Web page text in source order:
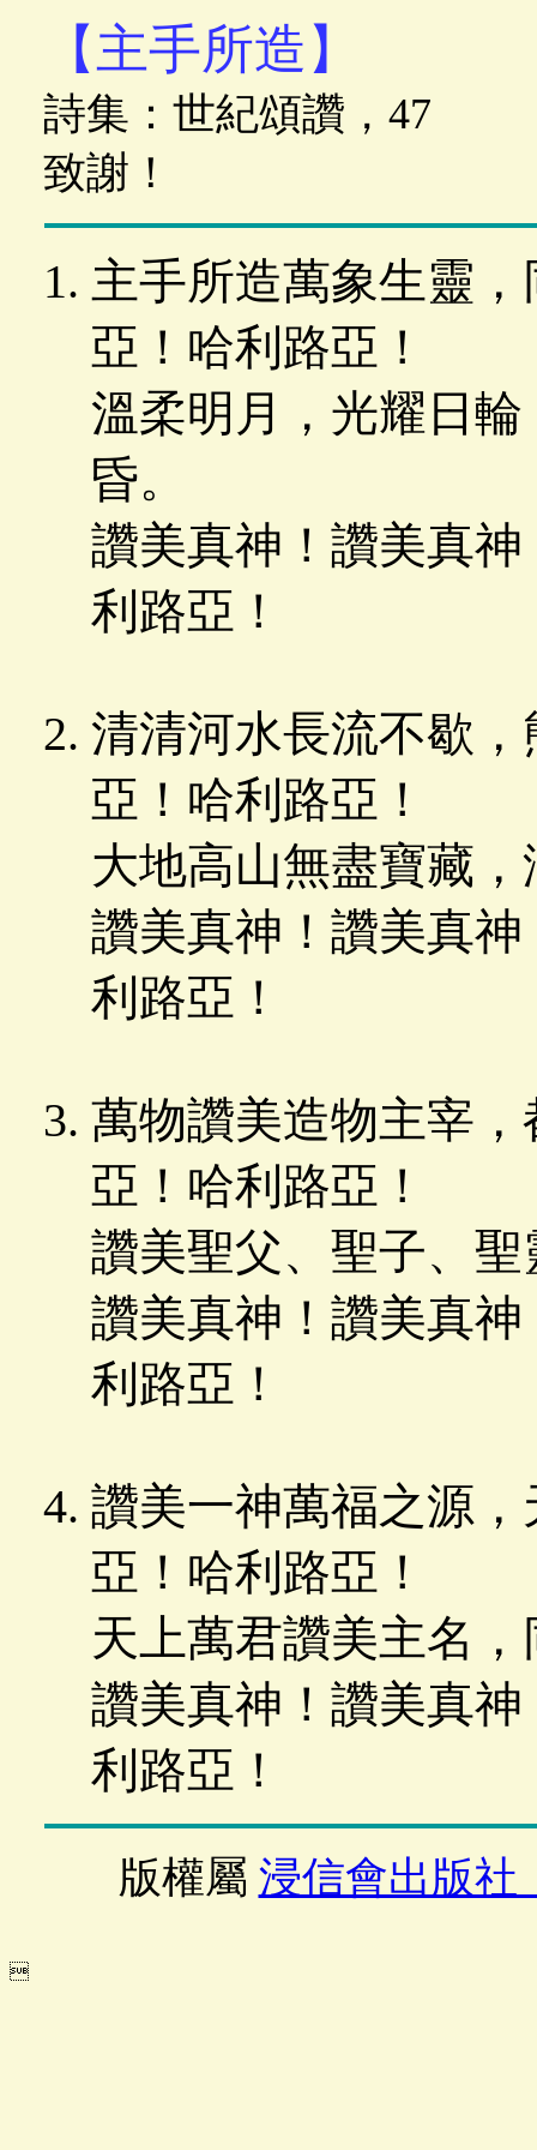
【主手所造】
詩集：世紀頌讚，47
致謝！
主手所造萬象生靈
亞！哈利路亞！
溫柔明月，光耀日
昏。
讚美真神！讚美真
利路亞！
清清河水長流不歇
亞！哈利路亞！
大地高山無盡寶藏
讚美真神！讚美真
利路亞！
萬物讚美造物主宰
亞！哈利路亞！
讚美聖父、聖子、
讚美真神！讚美真
利路亞！
讚美一神萬福之源
亞！哈利路亞！
天上萬君讚美主名
讚美真神！讚美真
利路亞！
版權屬 浸信會出版社
